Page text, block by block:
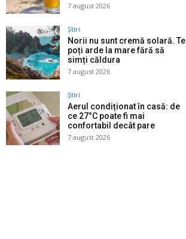
7 august 2026
Știri
Norii nu sunt cremă solară. Te
poți arde la mare fără să
simți căldura
7 august 2026
Știri
Aerul condiționat în casă: de
ce 27°C poate fi mai
confortabil decât pare
7 august 2026